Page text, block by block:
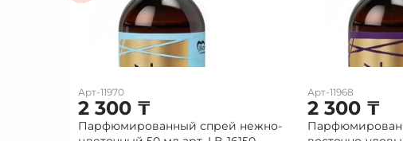
Арт-11970
2 300 ₸
Парфюмированный спрей нежно-
Арт-11968
2 300 ₸